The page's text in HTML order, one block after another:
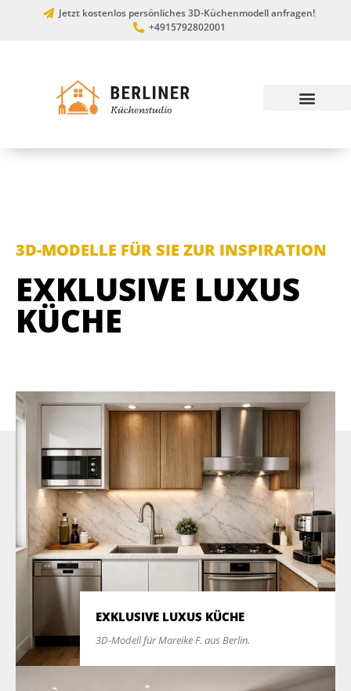
Jetzt kostenlos persönliches 3D-Küchenmodell anfragen!
+4915792802001
3D-MODELLE FÜR SIE ZUR INSPIRATION
EXKLUSIVE LUXUS
KÜCHE
EXKLUSIVE LUXUS KÜCHE
3D-Modell für Mareike F. aus Berlin.